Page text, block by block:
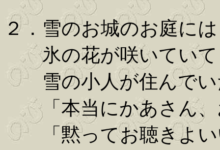
２．雪のお城のお庭には
氷の花が咲いていて
雪の小人が住んでい
「本当にかあさん、
「黙ってお聴きよい